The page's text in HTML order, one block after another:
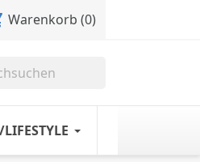
Warenkorb (0)